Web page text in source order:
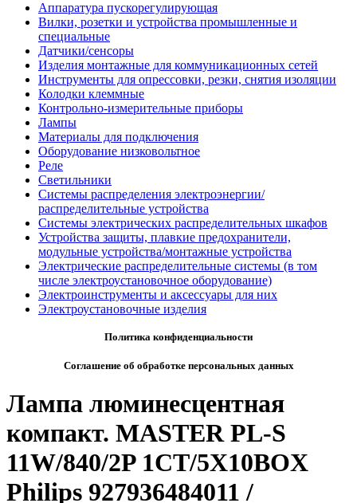
Аппаратура пускорегулирующая
Вилки, розетки и устройства промышленные и
специальные
Датчики/сенсоры
Изделия монтажные для коммуникационных сетей
Инструменты для опрессовки, резки, снятия изоляции
Колодки клеммные
Контрольно-измерительные приборы
Лампы
Материалы для подключения
Оборудование низковольтное
Реле
Светильники
Системы распределения электроэнергии/
распределительные устройства
Системы электрических распределительных шкафов
Устройства защиты, плавкие предохранители,
модульные устройства/монтажные устройства
Электрические распределительные системы (в том
числе электроустановочное оборудование)
Электроинструменты и аксессуары для них
Электроустановочные изделия
Политика конфиденциальности
Соглашение об обработке персональных данных
Лампа люминесцентная
компакт. MASTER PL-S
11W/840/2P 1CT/5X10BOX
Philips 927936484011 /